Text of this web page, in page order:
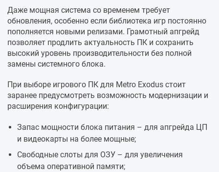
Даже мощная система со временем требует
обновления, особенно если библиотека игр постоянно
пополняется новыми релизами. Грамотный апгрейд
позволяет продлить актуальность ПК и сохранить
высокий уровень производительности без полной
замены системного блока.
При выборе игрового ПК для Metro Exodus стоит
заранее предусмотреть возможность модернизации и
расширения конфигурации:
Запас мощности блока питания – для апгрейда ЦП
и видеокарты на более мощные;
Свободные слоты для ОЗУ – для увеличения
объема оперативной памяти;